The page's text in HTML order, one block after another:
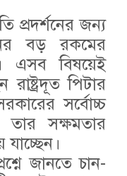
প্রদর্শনের জন্য
বড় রকমের
এসব বিষয়েই
রাষ্ট্রদূত পিটার
সর্বোচ্চ
তার সক্ষমতার
যাচ্ছেন।
জানতে চান-